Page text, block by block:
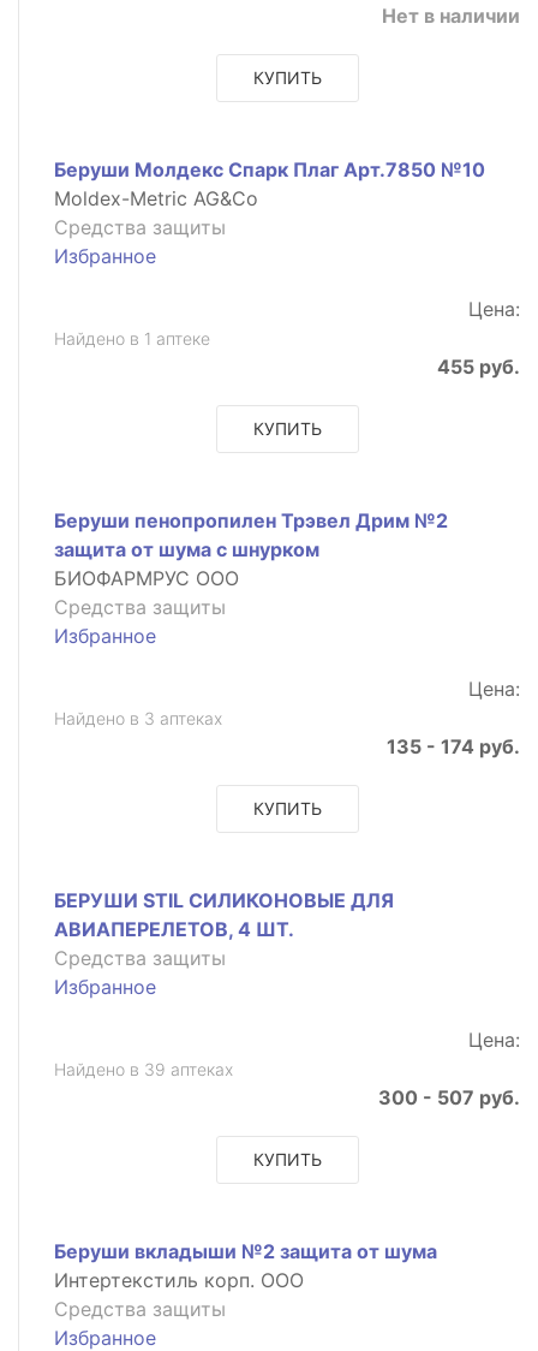
Нет в наличии
КУПИТЬ
Беруши Молдекс Спарк Плаг Арт.7850 №10
Moldex-Metric AG&Co
Средства защиты
Избранное
Цена:
Найдено в 1 аптеке
455 руб.
КУПИТЬ
Беруши пенопропилен Трэвел Дрим №2
защита от шума с шнурком
БИОФАРМРУС ООО
Средства защиты
Избранное
Цена:
Найдено в 3 аптеках
135 - 174 руб.
КУПИТЬ
БЕРУШИ STIL СИЛИКОНОВЫЕ ДЛЯ
АВИАПЕРЕЛЕТОВ, 4 ШТ.
Средства защиты
Избранное
Цена:
Найдено в 39 аптеках
300 - 507 руб.
КУПИТЬ
Беруши вкладыши №2 защита от шума
Интертекстиль корп. ООО
Средства защиты
Избранное